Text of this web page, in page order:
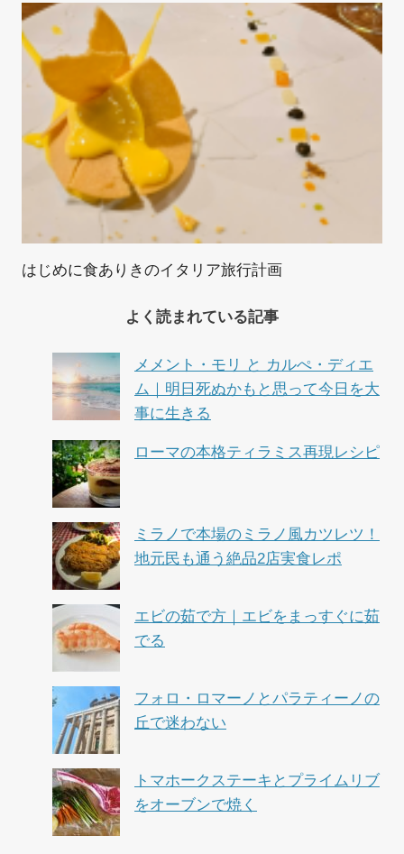
はじめに食ありきのイタリア旅行計画
よく読まれている記事
メメント・モリ と カルぺ・ディエ
ム｜明日死ぬかもと思って今日を大
事に生きる
ローマの本格ティラミス再現レシピ
ミラノで本場のミラノ風カツレツ！
地元民も通う絶品2店実食レポ
エビの茹で方｜エビをまっすぐに茹
でる
フォロ・ロマーノとパラティーノの
丘で迷わない
トマホークステーキとプライムリブ
をオーブンで焼く